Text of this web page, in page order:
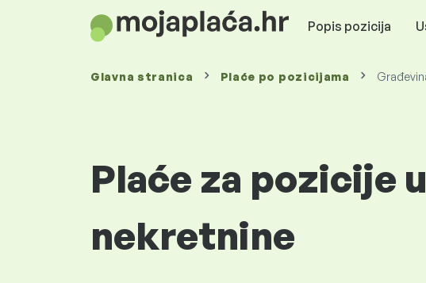
Popis pozicija
Glavna stranica Plaće po pozicijama
Plaće za pozicije
nekretnine